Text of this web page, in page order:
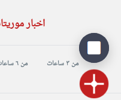
اخبار
من ٣ ساعات من ٦ ساعات